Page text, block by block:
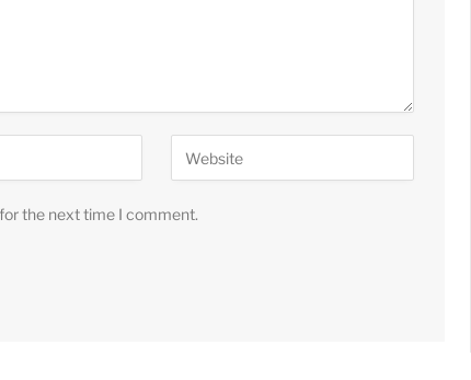
the next time I comment.